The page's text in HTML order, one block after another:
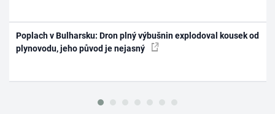
Poplach v Bulharsku: Dron plný výbušnin explodoval kousek od
plynovodu, jeho původ je nejasný